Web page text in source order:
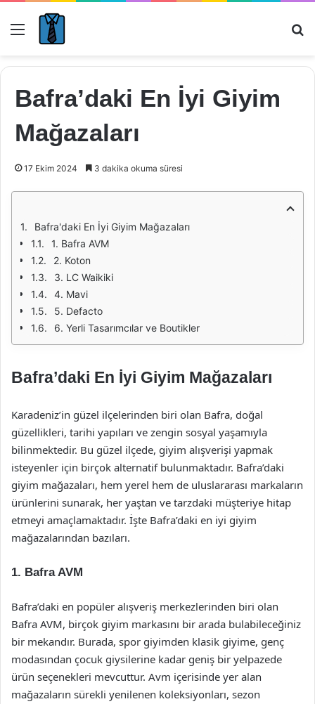
Menü
Bafra’daki En İyi Giyim
Mağazaları
17 Ekim 2024 3 dakika okuma süresi
Bafra'daki En İyi Giyim Mağazaları
1. Bafra AVM
2. Koton
3. LC Waikiki
4. Mavi
5. Defacto
6. Yerli Tasarımcılar ve Boutikler
Bafra’daki En İyi Giyim Mağazaları
Karadeniz’in güzel ilçelerinden biri olan Bafra, doğal
güzellikleri, tarihi yapıları ve zengin sosyal yaşamıyla
bilinmektedir. Bu güzel ilçede, giyim alışverişi yapmak
isteyenler için birçok alternatif bulunmaktadır. Bafra’daki
giyim mağazaları, hem yerel hem de uluslararası markaların
ürünlerini sunarak, her yaştan ve tarzdaki müşteriye hitap
etmeyi amaçlamaktadır. İşte Bafra’daki en iyi giyim
mağazalarından bazıları.
1. Bafra AVM
Bafra’daki en popüler alışveriş merkezlerinden biri olan
Bafra AVM, birçok giyim markasını bir arada bulabileceğiniz
bir mekandır. Burada, spor giyimden klasik giyime, genç
modasından çocuk giysilerine kadar geniş bir yelpazede
ürün seçenekleri mevcuttur. Avm içerisinde yer alan
mağazaların sürekli yenilenen koleksiyonları, sezon